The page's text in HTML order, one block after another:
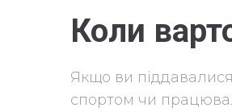
Коли
Якщо ви
спортом чи